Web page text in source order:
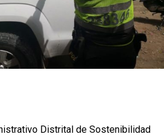
Distrital de Sostenibilidad